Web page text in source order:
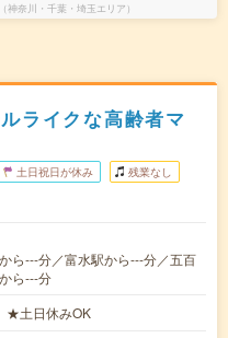
奈川・千葉・埼玉エリア）
ライクな高齢者マ
土日祝日が休み 残業なし
ら---分／富水駅から---分／五百
ら---分
★土日休みOK